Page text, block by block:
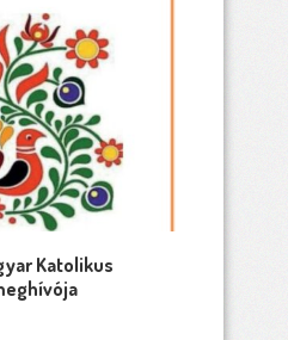
Katolikus